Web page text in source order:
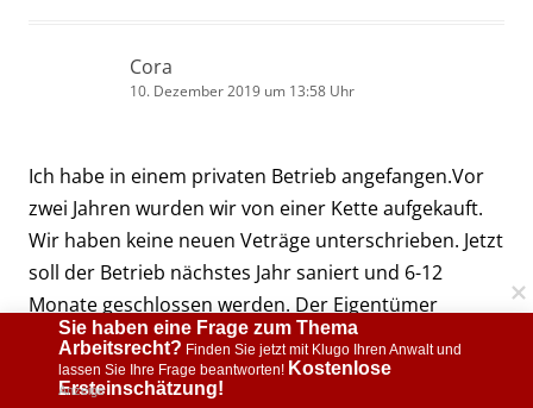
Cora
10. Dezember 2019 um 13:58 Uhr
Ich habe in einem privaten Betrieb angefangen.Vor
zwei Jahren wurden wir von einer Kette aufgekauft.
Wir haben keine neuen Veträge unterschrieben. Jetzt
soll der Betrieb nächstes Jahr saniert und 6-12
Monate geschlossen werden. Der Eigentümer
möchte das Personal in der Zeit auf andere Betriebe
der Kette verteilen. Muss ich das ?
Sie haben eine Frage zum Thema
Arbeitsrecht? Finden Sie jetzt mit Klugo Ihren Anwalt und
lassen Sie Ihre Frage beantworten! Kostenlose
Ersteinschätzung!
Anzeige